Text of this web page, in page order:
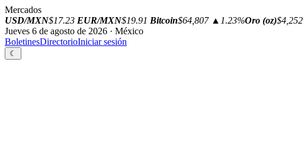
Mercados
USD/MXN$17.23 EUR/MXN$19.91 Bitcoin$64,807 ▲1.23%Oro (oz)$4,252
Jueves 6 de agosto de 2026 · México
BoletinesDirectorioIniciar sesión
☾